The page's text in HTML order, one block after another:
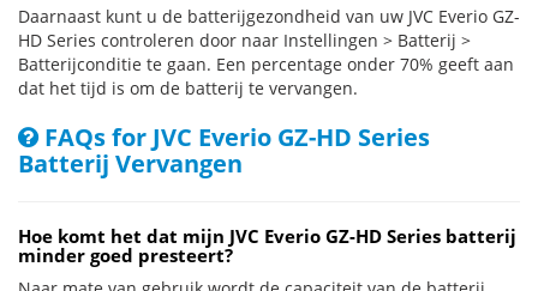
Daarnaast kunt u de batterijgezondheid van uw JVC Everio GZ-
HD Series controleren door naar Instellingen > Batterij >
Batterijconditie te gaan. Een percentage onder 70% geeft aan
dat het tijd is om de batterij te vervangen.
FAQs for JVC Everio GZ-HD Series
Batterij Vervangen
Hoe komt het dat mijn JVC Everio GZ-HD Series batterij
minder goed presteert?